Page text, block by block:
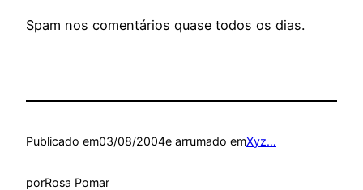
Spam nos comentários quase todos os dias.
Publicado em03/08/2004e arrumado emXyz…
porRosa Pomar